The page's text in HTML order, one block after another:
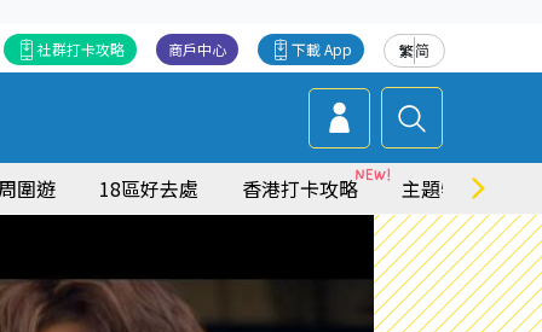
繁简
下載 App
商戶中心
社群打卡攻略
圍遊 18區好去處 香港打卡攻略 主題特集